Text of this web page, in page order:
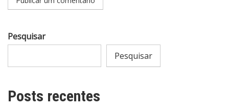
Pesquisar
Pesquisar
Posts recentes